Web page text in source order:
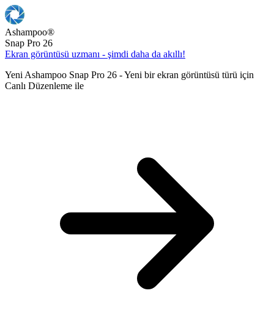
Ashampoo®
Snap Pro 26
Ekran görüntüsü uzmanı - şimdi daha da akıllı!
Yeni Ashampoo Snap Pro 26 - Yeni bir ekran görüntüsü türü için
Canlı Düzenleme ile